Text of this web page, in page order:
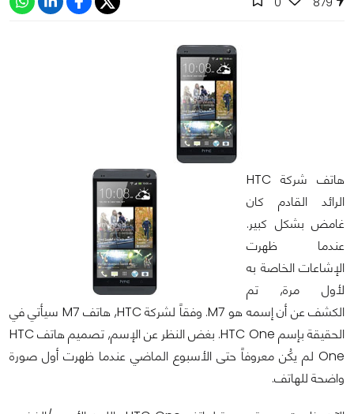
هاتف شركة HTC
الرائد القادم كان
غامض بشكل كبير.
عندما ظهرت
الإشاعات الخاصة به
لأول مرة, تم
الكشف عن أن إسمه هو M7. وفقاً لشركة HTC, هاتف M7 سيأتي في
الحقيقة بإسم HTC One. بغض النظر عن الإسم, تصميم هاتف HTC
One لم يكُن معروفاً حتى الأسبوع الماضي عندما ظهرت أول صورة
واضحة للهاتف.